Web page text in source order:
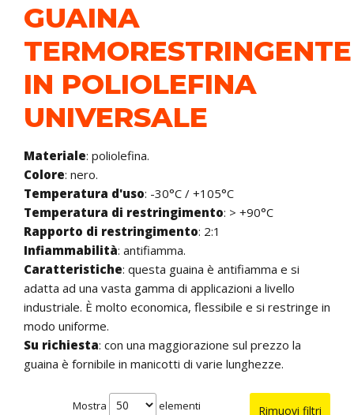
GUAINA
TERMORESTRINGENTE
IN POLIOLEFINA
UNIVERSALE
Materiale: poliolefina.
Colore: nero.
Temperatura d'uso: -30°C / +105°C
Temperatura di restringimento: > +90°C
Rapporto di restringimento: 2:1
Infiammabilità: antifiamma.
Caratteristiche: questa guaina è antifiamma e si
adatta ad una vasta gamma di applicazioni a livello
industriale. È molto economica, flessibile e si restringe in
modo uniforme.
Su richiesta: con una maggiorazione sul prezzo la
guaina è fornibile in manicotti di varie lunghezze.
Rimuovi filtri
Mostra elementi